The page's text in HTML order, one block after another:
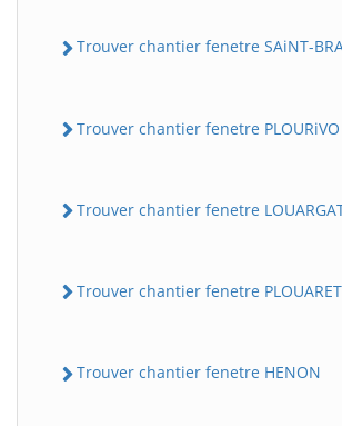
Trouver chantier fenetre SAiNT-
Trouver chantier fenetre PLOURiVO
Trouver chantier fenetre
Trouver chantier fenetre PLOUARET
Trouver chantier fenetre HENON